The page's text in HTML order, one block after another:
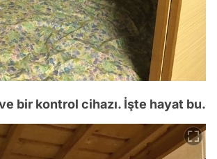
bir kontrol cihazı. İşte hayat bu.